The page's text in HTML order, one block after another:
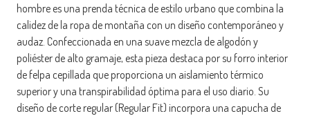
hombre es una prenda técnica de estilo urbano que combina la
calidez de la ropa de montaña con un diseño contemporáneo y
audaz. Confeccionada en una suave mezcla de algodón y
poliéster de alto gramaje, esta pieza destaca por su forro interior
de felpa cepillada que proporciona un aislamiento térmico
superior y una transpirabilidad óptima para el uso diario. Su
diseño de corte regular (Regular Fit) incorpora una capucha de